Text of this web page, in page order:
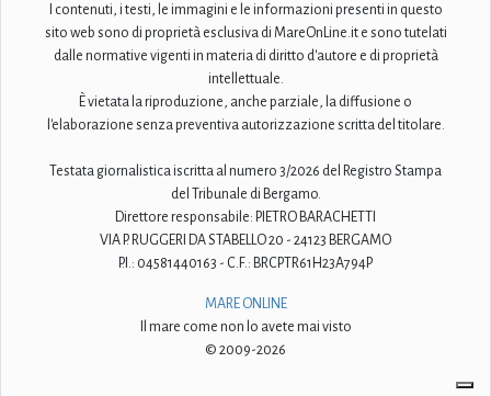
I contenuti, i testi, le immagini e le informazioni presenti in questo
sito web sono di proprietà esclusiva di MareOnLine.it e sono tutelati
dalle normative vigenti in materia di diritto d'autore e di proprietà
intellettuale.
È vietata la riproduzione, anche parziale, la diffusione o
l'elaborazione senza preventiva autorizzazione scritta del titolare.
Testata giornalistica iscritta al numero 3/2026 del Registro Stampa
del Tribunale di Bergamo.
Direttore responsabile: PIETRO BARACHETTI
VIA P. RUGGERI DA STABELLO 20 - 24123 BERGAMO
P.I.: 04581440163 - C.F.: BRCPTR61H23A794P
MARE ONLINE
Il mare come non lo avete mai visto
© 2009-2026